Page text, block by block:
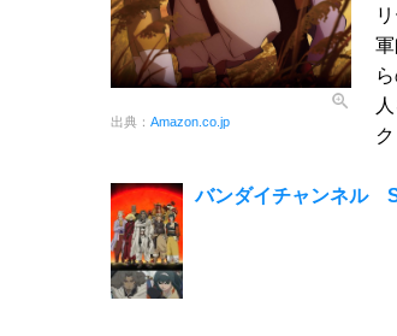
出典： Amazon.co.jp
バンダイチャンネル